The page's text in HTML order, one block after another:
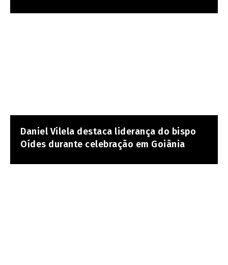
Daniel Vilela destaca liderança do bispo
Oídes durante celebração em Goiânia